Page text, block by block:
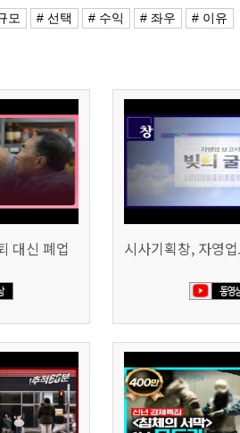
모 # 선택 # 수익 # 좌우 # 이유
대신 폐업